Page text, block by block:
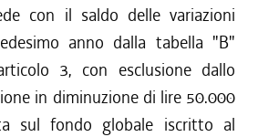
con il saldo delle variazioni
anno dalla tabella "B"
3, con esclusione dallo
in diminuzione di lire 50.000
sul fondo globale iscritto al